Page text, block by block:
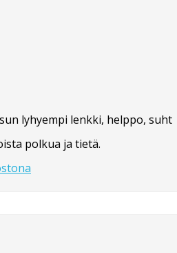
lyhyempi lenkki, helppo, suht
polkua ja tietä.